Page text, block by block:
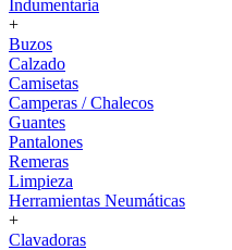
Indumentaria
+
Buzos
Calzado
Camisetas
Camperas / Chalecos
Guantes
Pantalones
Remeras
Limpieza
Herramientas Neumáticas
+
Clavadoras